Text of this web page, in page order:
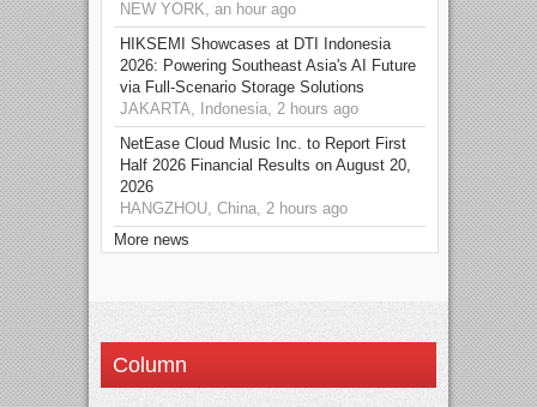
NEW YORK, an hour ago
HIKSEMI Showcases at DTI Indonesia
2026: Powering Southeast Asia's AI Future
via Full‑Scenario Storage Solutions
JAKARTA, Indonesia, 2 hours ago
NetEase Cloud Music Inc. to Report First
Half 2026 Financial Results on August 20,
2026
HANGZHOU, China, 2 hours ago
More news
Column